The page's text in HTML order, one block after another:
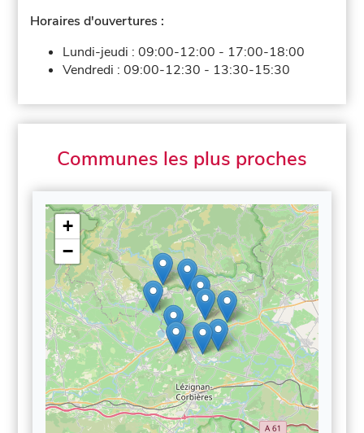
Horaires d'ouvertures :
Lundi-jeudi :09:00-12:00 - 17:00-18:00
Vendredi :09:00-12:30 - 13:30-15:30
Communes les plus proches
+
−